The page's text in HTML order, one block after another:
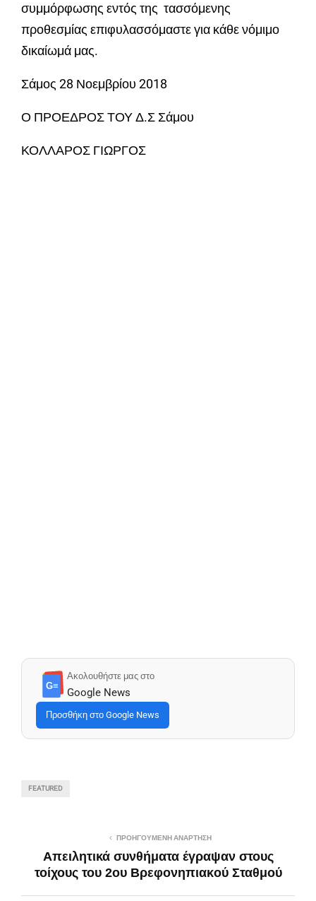
συμμόρφωσης εντός της τασσόμενης
προθεσμίας επιφυλασσόμαστε για κάθε νόμιμο
δικαίωμά μας.
Σάμος 28 Νοεμβρίου 2018
Ο ΠΡΟΕΔΡΟΣ ΤΟΥ Δ.Σ Σάμου
ΚΟΛΛΑΡΟΣ ΓΙΩΡΓΟΣ
G≡
Ακολουθήστε μας στο
Google News
Προσθήκη στο Google News
FEATURED
ΠΡΟΗΓΟΎΜΕΝΗ ΑΝΆΡΤΗΣΗ
Απειλητικά συνθήματα έγραψαν στους
τοίχους του 2ου Βρεφονηπιακoύ Σταθμού